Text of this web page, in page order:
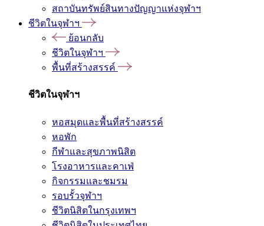
สถาบันทรัพย์สินทางปัญญาแห่งจุฬาฯ
ชีวิตในจุฬาฯ
ย้อนกลับ
ชีวิตในจุฬาฯ
พื้นที่สร้างสรรค์
ชีวิตในจุฬาฯ
หอสมุดและพื้นที่สร้างสรรค์
หอพัก
กีฬาและสุขภาพนิสิต
โรงอาหารและคาเฟ่
กิจกรรมและชมรม
รอบรั้วจุฬาฯ
ชีวิตนิสิตในกรุงเทพฯ